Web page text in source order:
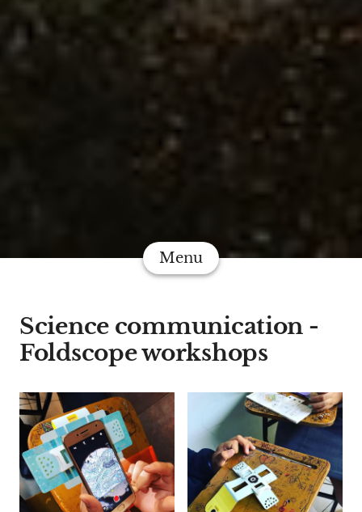
Menu
Science communication -
Foldscope workshops